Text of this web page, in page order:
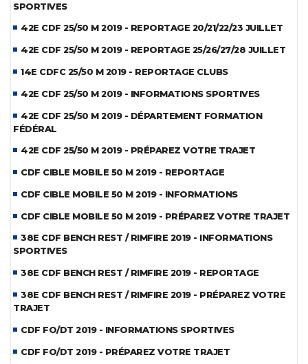
SPORTIVES
42E CDF 25/50 M 2019 - REPORTAGE 20/21/22/23 JUILLET
42E CDF 25/50 M 2019 - REPORTAGE 25/26/27/28 JUILLET
14E CDFC 25/50 M 2019 - REPORTAGE CLUBS
42E CDF 25/50 M 2019 - INFORMATIONS SPORTIVES
42E CDF 25/50 M 2019 - DÉPARTEMENT FORMATION
FÉDÉRAL
42E CDF 25/50 M 2019 - PRÉPAREZ VOTRE TRAJET
CDF CIBLE MOBILE 50 M 2019 - REPORTAGE
CDF CIBLE MOBILE 50 M 2019 - INFORMATIONS
CDF CIBLE MOBILE 50 M 2019 - PRÉPAREZ VOTRE TRAJET
38E CDF BENCH REST / RIMFIRE 2019 - INFORMATIONS
SPORTIVES
38E CDF BENCH REST / RIMFIRE 2019 - REPORTAGE
38E CDF BENCH REST / RIMFIRE 2019 - PRÉPAREZ VOTRE
TRAJET
CDF FO/DT 2019 - INFORMATIONS SPORTIVES
CDF FO/DT 2019 - PRÉPAREZ VOTRE TRAJET